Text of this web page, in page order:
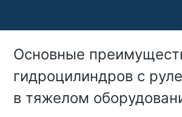
Основные
гидроцилиндров с
в тяжелом